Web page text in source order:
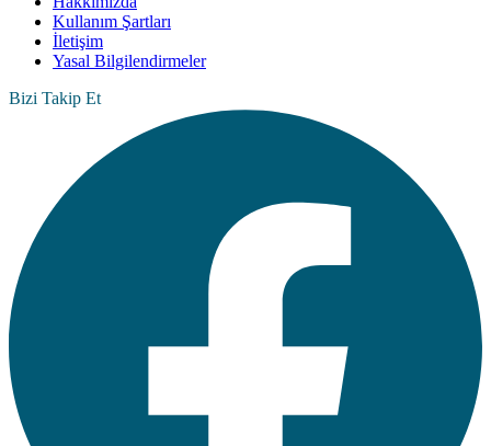
Kullanım Şartları
İletişim
Yasal Bilgilendirmeler
Bizi Takip Et